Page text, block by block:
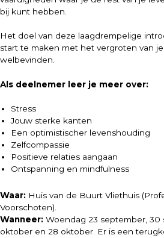
bij kunt hebben.
Het doel van deze laagdrempelige
start te maken met het vergroten van
welbevinden.
Als deelnemer leer je meer over:
Stress
Jouw sterke kanten
Een optimistischer levenshouding
Zelfcompassie
Positieve relaties aangaan
Ontspanning en mindfulness
Waar: Huis van de Buurt Vliethuis
Voorschoten).
Wanneer: Woendag 23 september, 30
oktober en 28 oktober. Er is een